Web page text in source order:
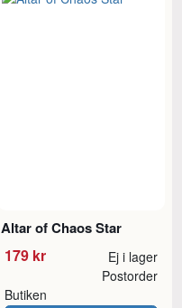
Altar of Chaos Star
179 kr Ej i lager
Butiken
Postorder